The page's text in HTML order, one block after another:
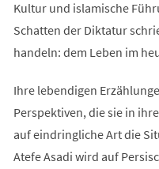
Kultur und islamische
Schatten der Diktatur
handeln: dem Leben im
Ihre lebendigen
Perspektiven, die sie in
auf eindringliche Art die
Atefe Asadi wird auf